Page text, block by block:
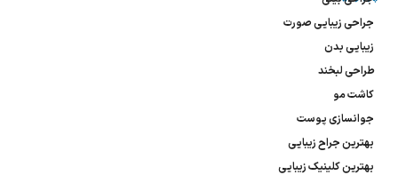
جراحی زیبایی صورت
زیبایی بدن
طراحی لبخند
کاشت مو
جوانسازی پوست
بهترین جراح زیبایی
بهترین کلینیک زیبایی